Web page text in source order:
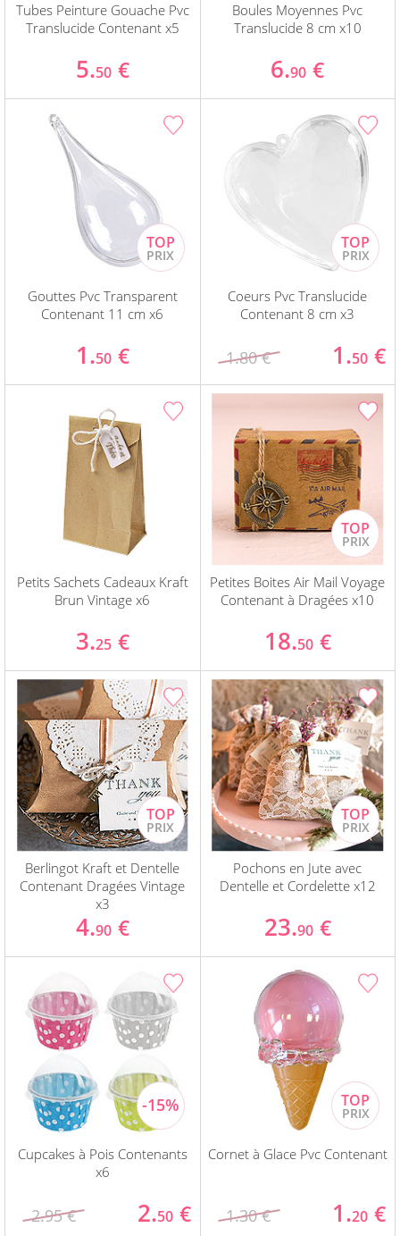
Tubes Peinture Gouache Pvc
Translucide Contenant x5
5.50 €
Boules Moyennes Pvc
Translucide 8 cm x10
6.90 €
Gouttes Pvc Transparent
Contenant 11 cm x6
1.50 €
Coeurs Pvc Translucide
Contenant 8 cm x3
1.80 € 1.50 €
Petits Sachets Cadeaux Kraft
Brun Vintage x6
3.25 €
Petites Boites Air Mail Voyage
Contenant à Dragées x10
18.50 €
Berlingot Kraft et Dentelle
Contenant Dragées Vintage
x3
4.90 €
Pochons en Jute avec
Dentelle et Cordelette x12
23.90 €
Cupcakes à Pois Contenants
x6
2.95 € 2.50 €
Cornet à Glace Pvc Contenant
1.30 € 1.20 €